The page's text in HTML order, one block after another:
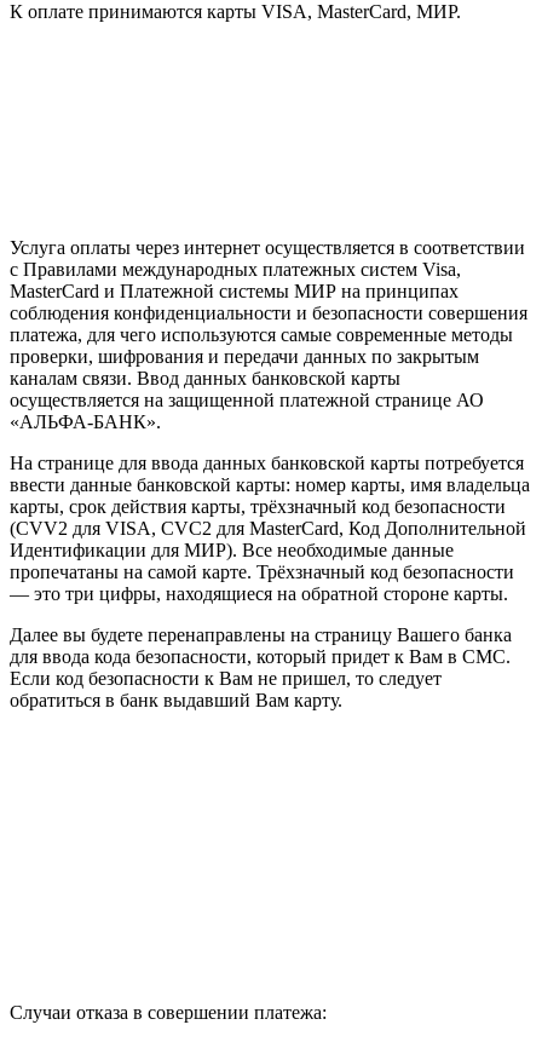
К оплате принимаются карты VISA, MasterCard, МИР.
Услуга оплаты через интернет осуществляется в соответствии
с Правилами международных платежных систем Visa,
MasterCard и Платежной системы МИР на принципах
соблюдения конфиденциальности и безопасности совершения
платежа, для чего используются самые современные методы
проверки, шифрования и передачи данных по закрытым
каналам связи. Ввод данных банковской карты
осуществляется на защищенной платежной странице АО
«АЛЬФА-БАНК».
На странице для ввода данных банковской карты потребуется
ввести данные банковской карты: номер карты, имя владельца
карты, срок действия карты, трёхзначный код безопасности
(CVV2 для VISA, CVC2 для MasterCard, Код Дополнительной
Идентификации для МИР). Все необходимые данные
пропечатаны на самой карте. Трёхзначный код безопасности
— это три цифры, находящиеся на обратной стороне карты.
Далее вы будете перенаправлены на страницу Вашего банка
для ввода кода безопасности, который придет к Вам в СМС.
Если код безопасности к Вам не пришел, то следует
обратиться в банк выдавший Вам карту.
Случаи отказа в совершении платежа: